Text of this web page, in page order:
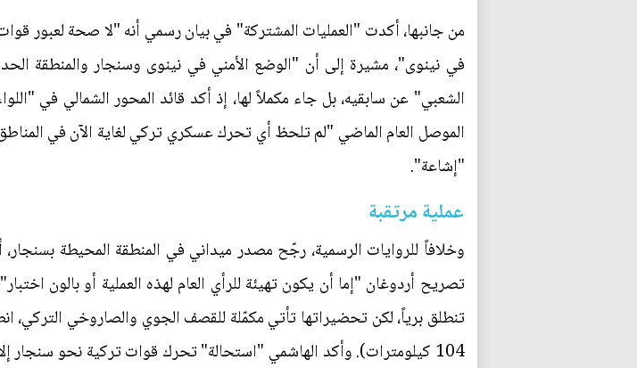
من جانبها، أكدت "العمليات المشتركة" في بيان رسمي أنه "لا صحة لعبور
في نينوى"، مشيرة إلى أن "الوضع الأمني في نينوى وسنجار والمنطقة
الموصل العام الماضي "لم تلحظ أي تحرك عسكري تركي لغاية الآن في
"إشاعة".
عملية مرتقبة
وخلافاً للروايات الرسمية، رجّح مصدر ميداني في المنطقة المحيطة بسنجار،
تصريح أردوغان "إما أن يكون تهيئة للرأي العام لهذه العملية أو بالون
تنطلق برياً، لكن تحضيراتها تأتي مكمّلة للقصف الجوي والصاروخي التركي،
104 كيلومترات). وأكد الهاشمي "استحالة" تحرك قوات تركية نحو سنجار